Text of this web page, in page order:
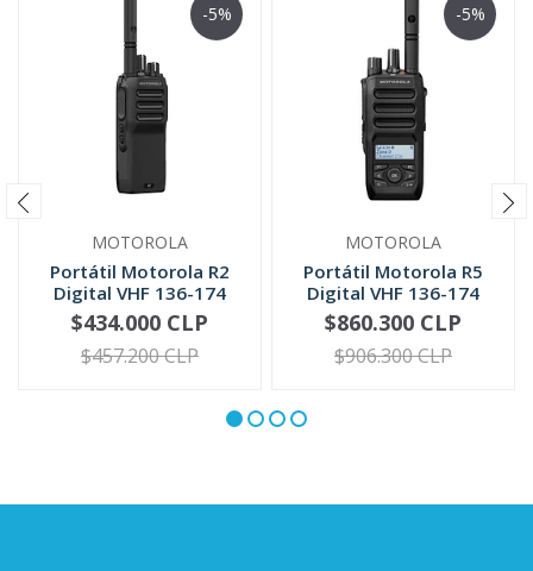
-5%
MOTOROLA
Portátil Motorola R2
Digital VHF 136-174
MHz UH...
VER OPCIONES
$434.000 CLP
$457.200 CLP
-5%
MOTOROLA
Portátil Motorola R5
Digital VHF 136-174
MHz | ...
VER OPCIONES
$860.300 CLP
$906.300 CLP